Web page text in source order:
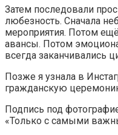
Затем последовали
любезность. Сначала
мероприятия. Потом
авансы. Потом
всегда заканчивались
Позже я узнала в
гражданскую
Подпись под
«Только с самыми